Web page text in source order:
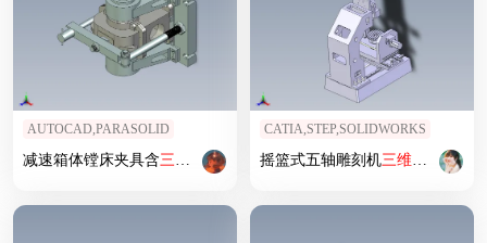
AUTOCAD,PARASOLID
减速箱体镗床夹具含三维 二维说明书
CATIA,STEP,SOLIDWORKS
摇篮式五轴雕刻机三维+ 二维